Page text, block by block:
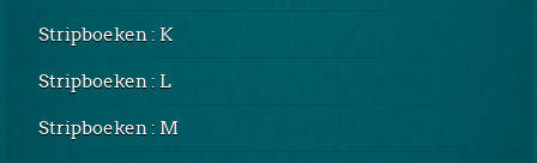
Stripboeken : K
Stripboeken : L
Stripboeken : M